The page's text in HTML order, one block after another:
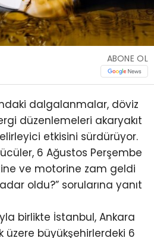
ABONE OL
dalgalanmalar, döviz
düzenlemeleri akaryakıt
etkisini sürdürüyor.
6 Ağustos Perşembe
ve motorine zam geldi
oldu?” sorularına yanıt
birlikte İstanbul, Ankara
büyükşehirlerdeki 6